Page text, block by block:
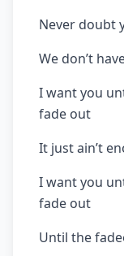
Never doubt
We don’t
I want you
fade out
It just ain’t
I want you
fade out
Until the